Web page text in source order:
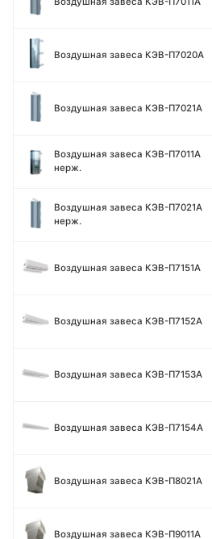
Воздушная завеса КЭВ-П7020A
Воздушная завеса КЭВ-П7021A
Воздушная завеса КЭВ-П7011A
нерж.
Воздушная завеса КЭВ-П7021A
нерж.
Воздушная завеса КЭВ-П7151A
Воздушная завеса КЭВ-П7152A
Воздушная завеса КЭВ-П7153A
Воздушная завеса КЭВ-П7154A
Воздушная завеса КЭВ-П8021A
Воздушная завеса КЭВ-П9011A